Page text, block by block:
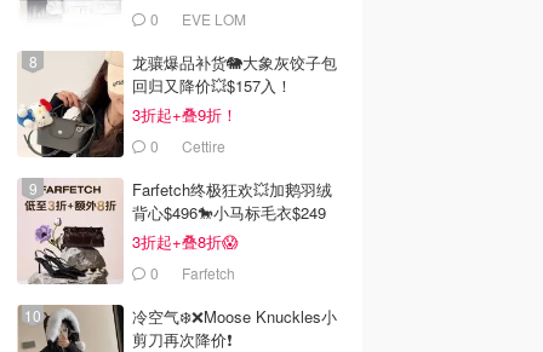
牛奶巧克力
去购买
Arnott's Tim Tam 巧克
力饼干 200g
Dealmoon澳新省钱快报
去购买
0 EVE LOM
龙骧爆品补货🐘大象灰饺子包
回归又降价💥$157入！
3折起+叠9折！
0 Cettire
Farfetch终极狂欢💥加鹅羽绒
背心$496🐎小马标毛衣$249
3折起+叠8折😱
0 Farfetch
冷空气❄️❌️Moose Knuckles小
剪刀再次降价❗️